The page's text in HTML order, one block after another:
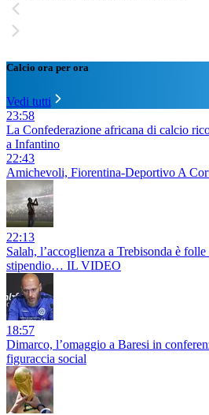
Calcio ora per ora
Vedi tutti
23:58
La Confederazione africana di calcio
a Infantino
22:43
Amichevoli, Fiorentina-Deportivo A
22:13
Salah, l’accoglienza a Trebisonda è
stipendio… IL VIDEO
18:57
Dimarco, l’omaggio a Baresi in
figuraccia social